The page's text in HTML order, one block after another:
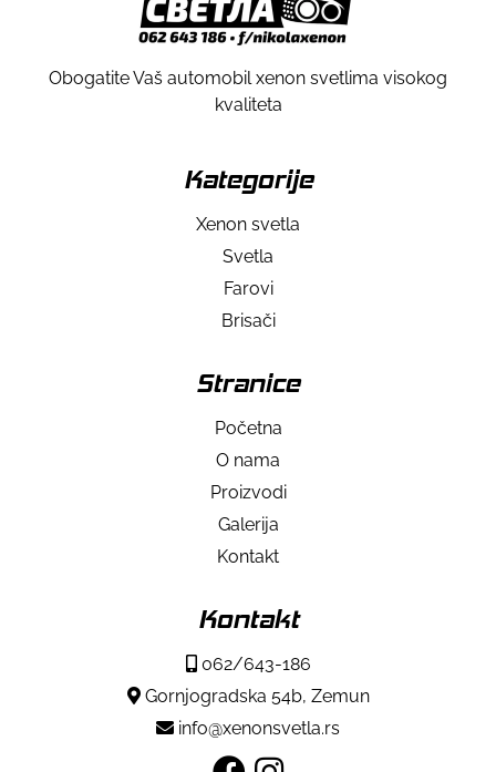
Obogatite Vaš automobil xenon svetlima visokog
kvaliteta
Kategorije
Xenon svetla
Svetla
Farovi
Brisači
Stranice
Početna
O nama
Proizvodi
Galerija
Kontakt
Kontakt
062/643-186
Gornjogradska 54b, Zemun
info@xenonsvetla.rs